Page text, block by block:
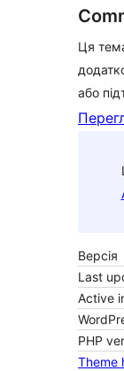
Ця
або
Версія
Last
Active
PHP
Theme